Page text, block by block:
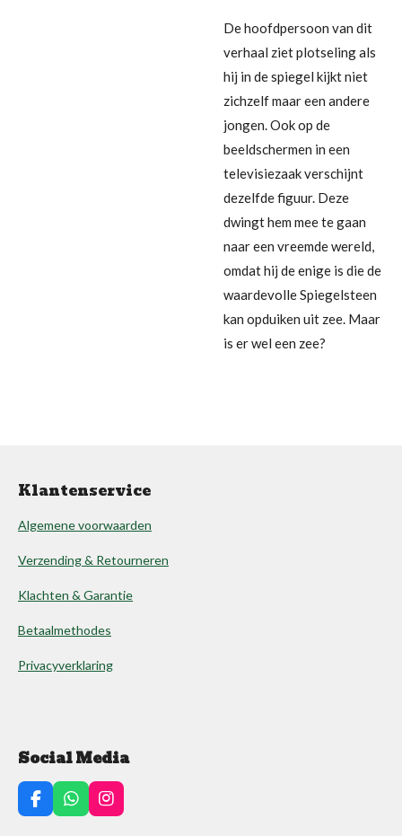
De hoofdpersoon van dit
verhaal ziet plotseling als
hij in de spiegel kijkt niet
zichzelf maar een andere
jongen. Ook op de
beeldschermen in een
televisiezaak verschijnt
dezelfde figuur. Deze
dwingt hem mee te gaan
naar een vreemde wereld,
omdat hij de enige is die de
waardevolle Spiegelsteen
kan opduiken uit zee. Maar
is er wel een zee?
Klantenservice
Algemene voorwaarden
Verzending & Retourneren
Klachten & Garantie
Betaalmethodes
Privacyverklaring
Social Media
F
a
W
h
I
n